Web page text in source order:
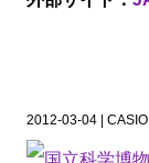
2012-03-04 |